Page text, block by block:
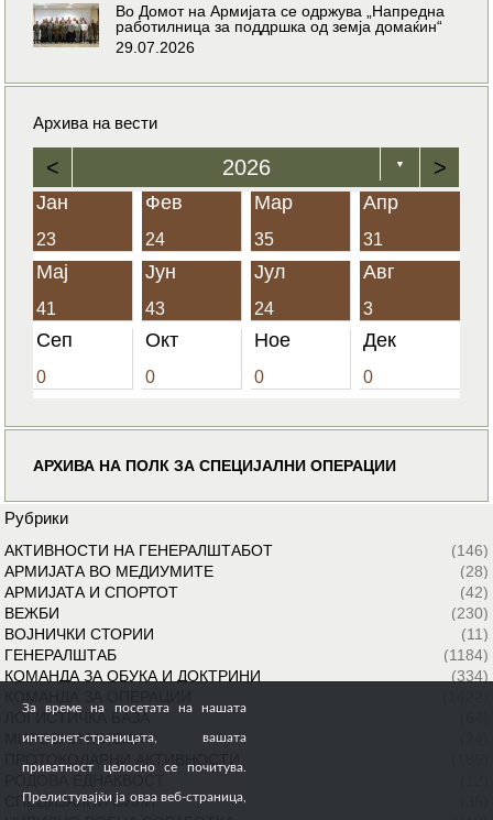
Во Домот на Армијата се одржува „Напредна
работилница за поддршка од земја домаќин“
29.07.2026
Архива на вести
< 2026 ▼ >
Јан
23
Фев
24
Мар
35
Апр
31
Мај
41
Јун
43
Јул
24
Авг
3
Сеп
0
Окт
0
Ное
0
Дек
0
АРХИВА НА ПОЛК ЗА СПЕЦИЈАЛНИ ОПЕРАЦИИ
Рубрики
АКТИВНОСТИ НА ГЕНЕРАЛШТАБОТ
(146)
АРМИЈАТА ВО МЕДИУМИТЕ
(28)
АРМИЈАТА И СПОРТОТ
(42)
ВЕЖБИ
(230)
ВОЈНИЧКИ СТОРИИ
(11)
ГЕНЕРАЛШТАБ
(1184)
КОМАНДА ЗА ОБУКА И ДОКТРИНИ
(334)
ЛОГИСТИЧКА БАЗА
МИРОВНИ МИСИИ
СПЕЦИЈАЛНИ СИЛИ
За време на посетата на нашата
интернет-страницата, вашата
приватност целосно се почитува.
Прелистувајќи ја оваа веб-страница,